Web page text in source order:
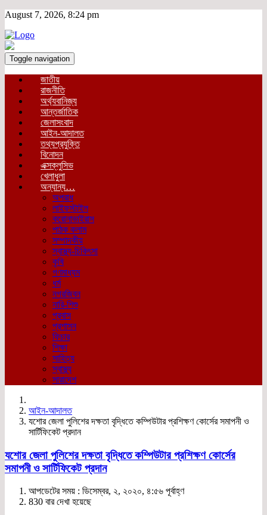
August 7, 2026, 8:24 pm
Toggle navigation
জাতীয়
রাজনীতি
অর্থ্যবানিজ্য
আন্তর্জাতিক
জেলাসংবাদ
আইন-আদালত
তথ্যপ্রযুক্তি
বিনোদন
এক্সক্লুসিভ
খেলাধুলা
অন্যান্য…
অপরাধ
লাইফস্টাইল
করোনাভাইরাস
পাঠক কলাম
সম্পাদকীয়
স্বাস্থ্য-চিকিৎসা
কৃষি
গণমাধ্যম
ধর্ম
নগরজিবন
নারি-শিশু
প্রবাস
প্রশাসন
ফিচার
শিক্ষা
সাহিত্য
স্বাস্থ্য
সারাদেশ
আইন-আদালত
যশোর জেলা পুলিশের দক্ষতা বৃদ্ধিতে কম্পিউটার প্রশিক্ষণ কোর্সের সমাপনী ও
সার্টিফিকেট প্রদান
যশোর জেলা পুলিশের দক্ষতা বৃদ্ধিতে কম্পিউটার প্রশিক্ষণ কোর্সের
সমাপনী ও সার্টিফিকেট প্রদান
আপডেটের সময় : ডিসেম্বর, ২, ২০২০, ৪:৫৬ পূর্বাহ্ণ
830 বার দেখা হয়েছে